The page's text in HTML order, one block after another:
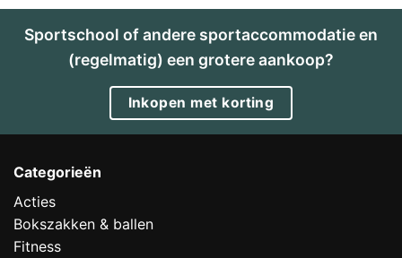
Sportschool of andere sportaccommodatie en
(regelmatig) een grotere aankoop?
Inkopen met korting
Categorieën
Acties
Bokszakken & ballen
Fitness